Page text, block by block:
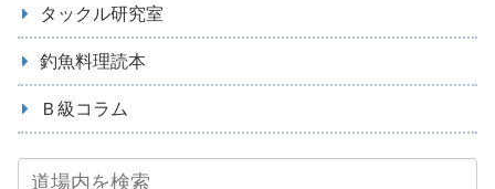
タックル研究室
釣魚料理読本
Ｂ級コラム